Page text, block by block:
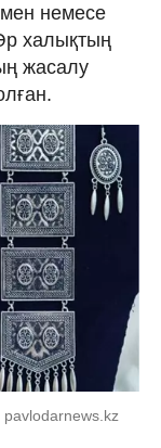
немесе
халықтың
жасалу
pavlodarnews.kz